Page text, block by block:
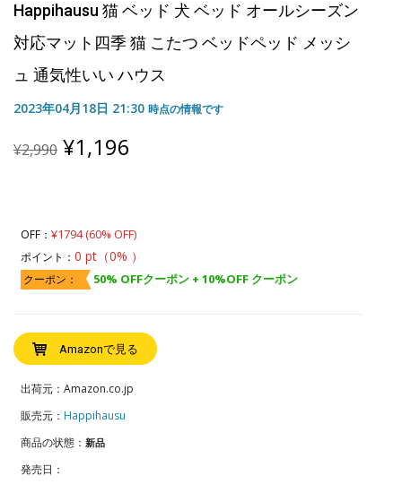
Happihausu 猫 ベッド 犬 ベッド オールシーズン
対応マット四季 猫 こたつ ベッドペッド メッシ
ュ 通気性いい ハウス
2023年04月18日 21:30 時点の情報です
¥2,990 Original
price
¥1,196
OFF： ¥1794 (60% OFF)
ポイント： 0 pt（0% ）
クーポン： 50% OFFクーポン + 10%OFF クーポン
Amazonで見る
出荷元：Amazon.co.jp
販売元： Happihausu
商品の状態： 新品
発売日：